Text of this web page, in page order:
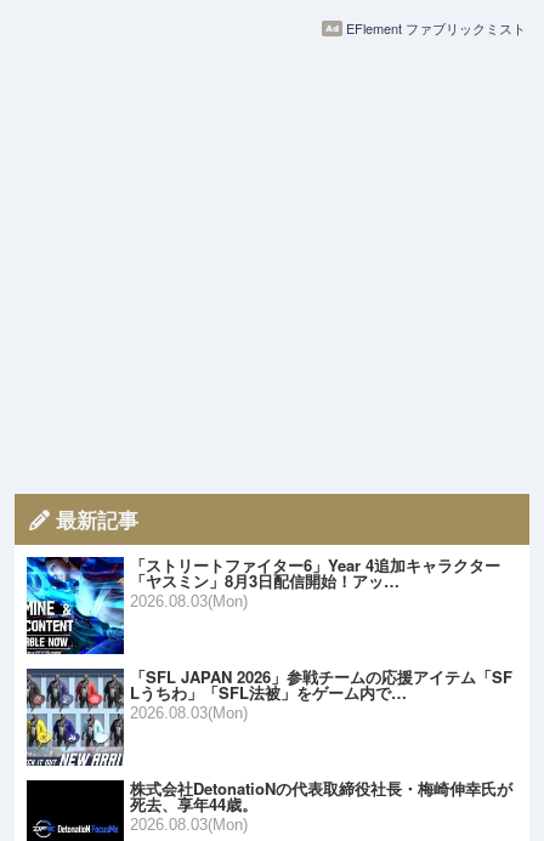
EFlement ファブリックミスト
最新記事
「ストリートファイター6」Year 4追加キャラクター
「ヤスミン」8月3日配信開始！アッ…
2026.08.03(Mon)
「SFL JAPAN 2026」参戦チームの応援アイテム「SF
Lうちわ」「SFL法被」をゲーム内で…
2026.08.03(Mon)
株式会社DetonatioNの代表取締役社長・梅崎伸幸氏が
死去、享年44歳。
2026.08.03(Mon)